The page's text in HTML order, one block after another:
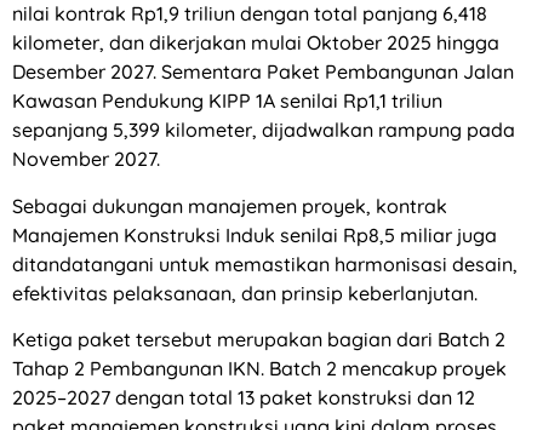
nilai kontrak Rp1,9 triliun dengan total panjang 6,418
kilometer, dan dikerjakan mulai Oktober 2025 hingga
Desember 2027. Sementara Paket Pembangunan Jalan
Kawasan Pendukung KIPP 1A senilai Rp1,1 triliun
sepanjang 5,399 kilometer, dijadwalkan rampung pada
November 2027.
Sebagai dukungan manajemen proyek, kontrak
Manajemen Konstruksi Induk senilai Rp8,5 miliar juga
ditandatangani untuk memastikan harmonisasi desain,
efektivitas pelaksanaan, dan prinsip keberlanjutan.
Ketiga paket tersebut merupakan bagian dari Batch 2
Tahap 2 Pembangunan IKN. Batch 2 mencakup proyek
2025–2027 dengan total 13 paket konstruksi dan 12